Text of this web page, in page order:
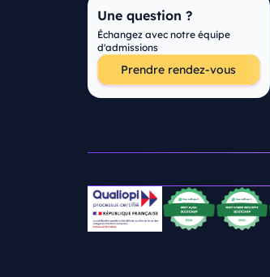
Une question ?
Échangez avec notre équipe
d'admissions
Prendre rendez-vous